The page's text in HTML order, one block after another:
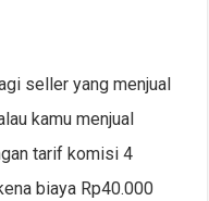
seller yang menjual
kamu menjual
tarif komisi 4
biaya Rp40.000